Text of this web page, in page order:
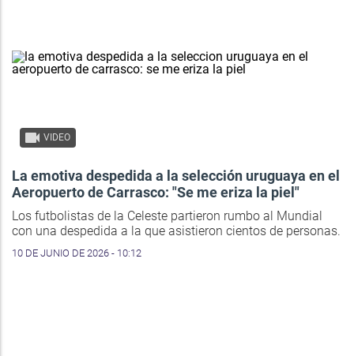
VIDEO
La emotiva despedida a la selección uruguaya en el
Aeropuerto de Carrasco: "Se me eriza la piel"
Los futbolistas de la Celeste partieron rumbo al Mundial
con una despedida a la que asistieron cientos de personas.
10 DE JUNIO DE 2026 - 10:12